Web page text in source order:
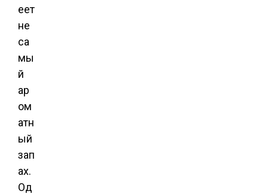
еет
не
са
мы
й
ар
ом
атн
ый
зап
ах.
Од